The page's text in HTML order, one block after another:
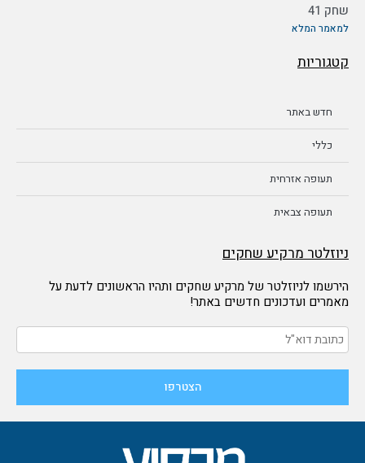
שחק 41
למאמר המלא
קטגוריות
חדש באתר
כללי
תעופה אזרחית
תעופה צבאית
ניוזלטר מרקיע שחקים
הירשמו לניוזלטר של מרקיע שחקים ותהיו הראשונים לדעת על
מאמרים ועדכונים חדשים באתר!